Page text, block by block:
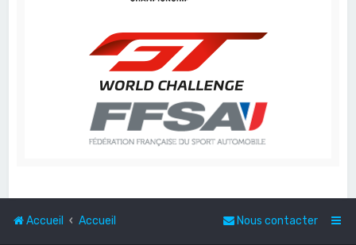
Accueil Accueil Nous contacter